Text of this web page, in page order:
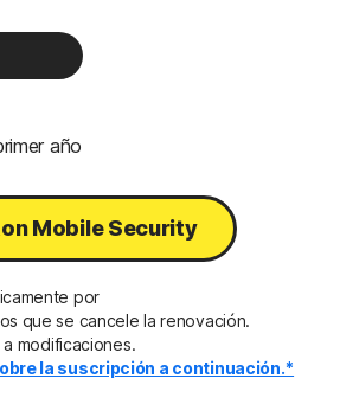
año
Mobile Security
por
que se cancele la renovación.
modificaciones.
la suscripción a continuación.*